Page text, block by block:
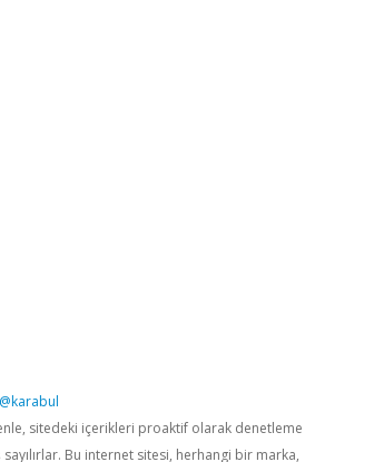
sitedeki içerikleri proaktif olarak denetleme
Bu internet sitesi, herhangi bir marka,